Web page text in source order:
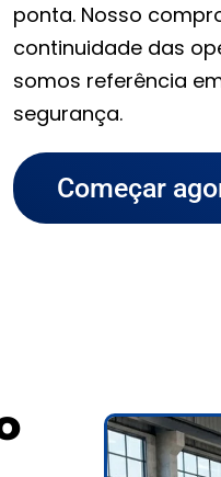
ponta. Nosso
continuidade das
somos referência
segurança.
Começar